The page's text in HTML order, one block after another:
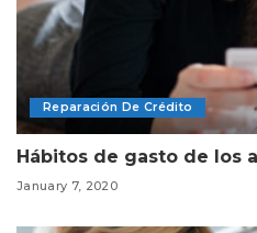
Reparación De Crédito
Hábitos de gasto de los
January 7, 2020